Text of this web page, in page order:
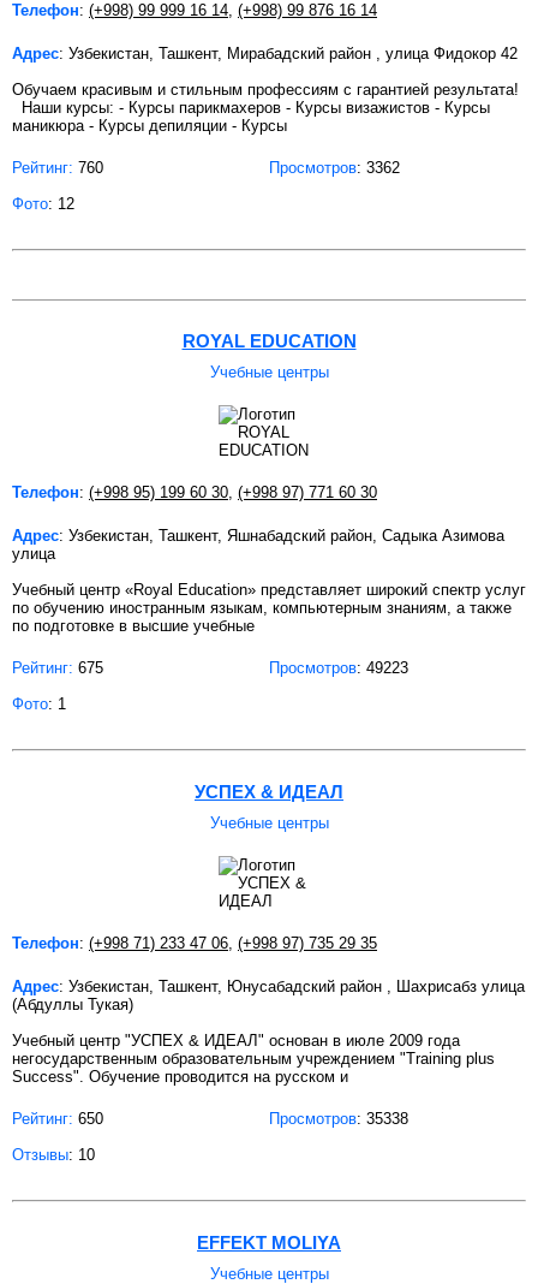
Телефон: (+998) 99 999 16 14 (+998) 99 876 16 14
Адрес: Узбекистан, Ташкент, Мирабадский район , улица Фидокор 42
Обучаем красивым и стильным профессиям с гарантией результата!
Наши курсы: - Курсы парикмахеров - Курсы визажистов - Курсы
маникюра - Курсы депиляции - Курсы
Рейтинг: 760 Просмотров: 3362
Фото: 12
ROYAL EDUCATION
Учебные центры
Телефон: (+998 95) 199 60 30 (+998 97) 771 60 30
Адрес: Узбекистан, Ташкент, Яшнабадский район, Садыка Азимова
улица
Учебный центр «Royal Education» представляет широкий спектр услуг
по обучению иностранным языкам, компьютерным знаниям, а также
по подготовке в высшие учебные
Рейтинг: 675 Просмотров: 49223
Фото: 1
УСПЕХ & ИДЕАЛ
Учебные центры
Телефон: (+998 71) 233 47 06 (+998 97) 735 29 35
Адрес: Узбекистан, Ташкент, Юнусабадский район , Шахрисабз улица
(Абдуллы Тукая)
Учебный центр "УСПЕХ & ИДЕАЛ" основан в июле 2009 года
негосударственным образовательным учреждением "Training plus
Success". Обучение проводится на русском и
Рейтинг: 650 Просмотров: 35338
Отзывы: 10
EFFEKT MOLIYA
Учебные центры